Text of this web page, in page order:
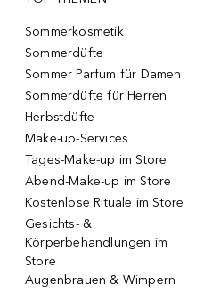
Sommerkosmetik
Sommerdüfte
Sommer Parfum für Damen
Sommerdüfte für Herren
Herbstdüfte
Make-up-Services
Tages-Make-up im Store
Abend-Make-up im Store
Kostenlose Rituale im Store
Gesichts- &
Körperbehandlungen im
Store
Augenbrauen & Wimpern